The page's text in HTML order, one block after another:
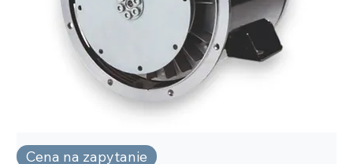
Cena na zapytanie